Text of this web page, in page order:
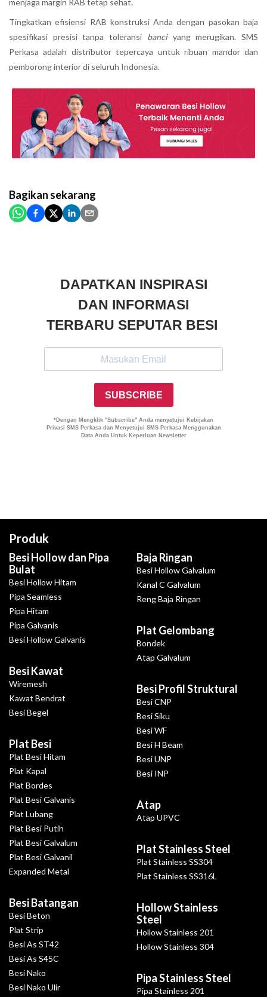
Tingkatkan efisiensi RAB konstruksi Anda dengan pasokan baja
spesifikasi presisi tanpa toleransi banciyang merugikan. SMS
Perkasa adalah distributor tepercaya untuk ribuan mandor dan
pemborong interior di seluruh Indonesia.
Bagikan sekarang
Produk
Besi Hollow dan Pipa
Bulat
Besi Hollow Hitam
Pipa Seamless
Pipa Hitam
Pipa Galvanis
Besi Hollow Galvanis
Besi Kawat
Wiremesh
Kawat Bendrat
Besi Begel
Plat Besi
Plat Besi Hitam
Plat Kapal
Plat Bordes
Plat Besi Galvanis
Plat Lubang
Plat Besi Putih
Plat Besi Galvalum
Plat Besi Galvanil
Expanded Metal
Besi Batangan
Besi Beton
Plat Strip
Besi As ST42
Besi As S45C
Besi Nako
Besi Nako Ulir
Baja Ringan
Besi Hollow Galvalum
Kanal C Galvalum
Reng Baja Ringan
Plat Gelombang
Bondek
Atap Galvalum
Besi Profil Struktural
Besi CNP
Besi Siku
Besi WF
Besi H Beam
Besi UNP
Besi INP
Atap
Atap UPVC
Plat Stainless Steel
Plat Stainless SS304
Plat Stainless SS316L
Hollow Stainless
Steel
Hollow Stainless 201
Hollow Stainless 304
Pipa Stainless Steel
Pipa Stainless 201